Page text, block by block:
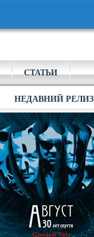
СТАТЬИ
НЕДАВНИЙ РЕЛИЗ